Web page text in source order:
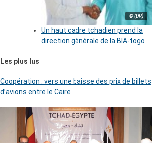
© (DR)
Un haut cadre tchadien prend la
direction générale de la BIA-togo
Les plus lus
Coopération : vers une baisse des prix de billets
d’avions entre le Caire